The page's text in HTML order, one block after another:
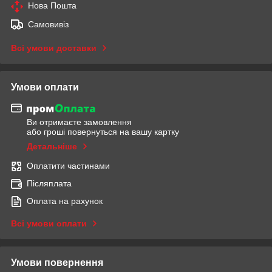
Нова Пошта
Самовивіз
Всі умови доставки
Умови оплати
Ви отримаєте замовлення
або гроші повернуться на вашу картку
Детальніше
Оплатити частинами
Післяплата
Оплата на рахунок
Всі умови оплати
Умови повернення